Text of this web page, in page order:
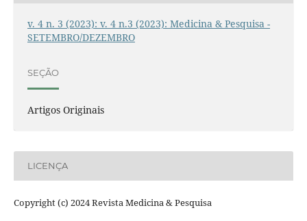
v. 4 n. 3 (2023): v. 4 n.3 (2023): Medicina & Pesquisa -
SETEMBRO/DEZEMBRO
SEÇÃO
Artigos Originais
LICENÇA
Copyright (c) 2024 Revista Medicina & Pesquisa